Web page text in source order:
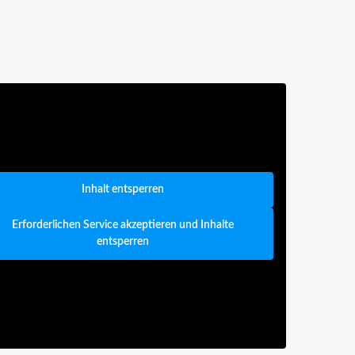
Inhalt entsperren
Erforderlichen Service akzeptieren und Inhalte
entsperren